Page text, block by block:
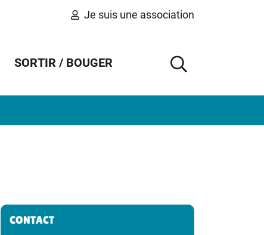
Je suis une association
SORTIR / BOUGER
AFFICHER
Informations complémentaires
CONTACT